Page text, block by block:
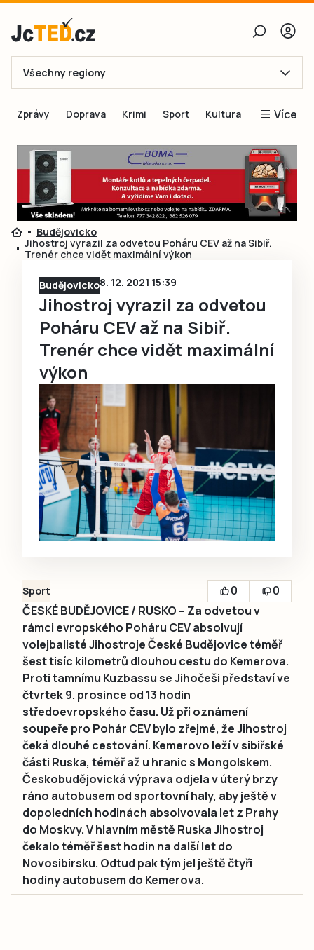
E-mail
Obnovit heslo
Přihlásit se
Přihlásit se přes Facebook
Ještě nemám účet, chci se
Všechny regiony
Zprávy Doprava Krimi Sport Kultura Více
Blogy
Inspirace
Čtenáři píší
Speciální přílohy
Budějovicko
Jihostroj vyrazil za odvetou Poháru CEV až na Sibiř.
Trenér chce vidět maximální výkon
Budějovicko8. 12. 2021 15:39
Jihostroj vyrazil za odvetou
Poháru CEV až na Sibiř.
Trenér chce vidět maximální
výkon
Sport 0
0
ČESKÉ BUDĚJOVICE / RUSKO – Za odvetou v
rámci evropského Poháru CEV absolvují
volejbalisté Jihostroje České Budějovice téměř
šest tisíc kilometrů dlouhou cestu do Kemerova.
Proti tamnímu Kuzbassu se Jihočeši představí ve
čtvrtek 9. prosince od 13 hodin
středoevropského času. Už při oznámení
soupeře pro Pohár CEV bylo zřejmé, že Jihostroj
čeká dlouhé cestování. Kemerovo leží v sibiřské
části Ruska, téměř až u hranic s Mongolskem.
Českobudějovická výprava odjela v úterý brzy
ráno autobusem od sportovní haly, aby ještě v
dopoledních hodinách absolvovala let z Prahy
do Moskvy. V hlavním městě Ruska Jihostroj
čekalo téměř šest hodin na další let do
Novosibirsku. Odtud pak tým jel ještě čtyři
hodiny autobusem do Kemerova.